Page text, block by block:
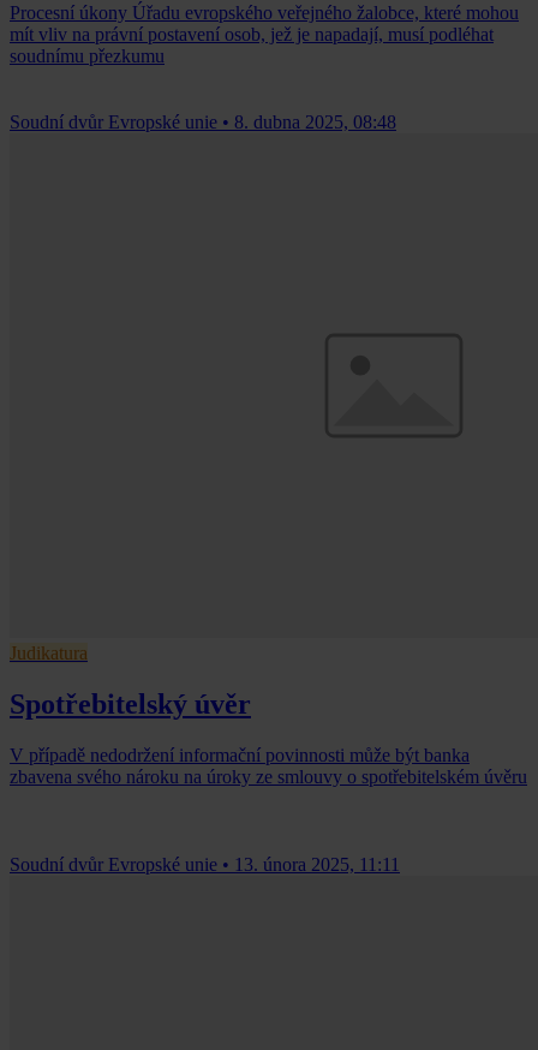
Procesní úkony Úřadu evropského veřejného žalobce, které mohou
mít vliv na právní postavení osob, jež je napadají, musí podléhat
soudnímu přezkumu
Soudní dvůr Evropské unie • 8. dubna 2025, 08:48
Judikatura
Spotřebitelský úvěr
V případě nedodržení informační povinnosti může být banka
zbavena svého nároku na úroky ze smlouvy o spotřebitelském úvěru
Soudní dvůr Evropské unie • 13. února 2025, 11:11